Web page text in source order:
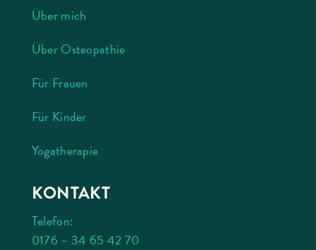
Über mich
Über Osteopathie
Für Frauen
Für Kinder
Yogatherapie
KONTAKT
Telefon:
0176 – 34 65 42 70